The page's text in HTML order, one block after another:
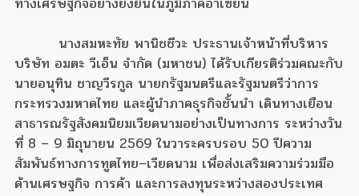
นางสมหะทัย พานิชชีวะ ประธานเจ้าหน้าที่บริหาร
บริษัท อมตะ วีเอ็น จำกัด (มหาชน) ได้รับเกียรติร่วมคณะกับ
นายอนุทิน ชาญวีรกูล นายกรัฐมนตรีและรัฐมนตรีว่าการ
กระทรวงมหาดไทย และผู้นำภาคธุรกิจชั้นนำ เดินทางเยือน
สาธารณรัฐสังคมนิยมเวียดนามอย่างเป็นทางการ ระหว่างวัน
ที่ 8 – 9 มิถุนายน 2569 ในวาระครบรอบ 50 ปีความ
สัมพันธ์ทางการทูตไทย–เวียดนาม เพื่อส่งเสริมความร่วมมือ
ด้านเศรษฐกิจ การค้า และการลงทุนระหว่างสองประเทศ